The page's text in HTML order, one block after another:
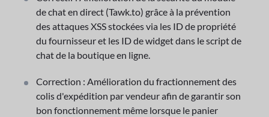
de chat en direct (Tawk.to) grâce à la prévention
des attaques XSS stockées via les ID de propriété
du fournisseur et les ID de widget dans le script de
chat de la boutique en ligne.
Correction : Amélioration du fractionnement des
colis d'expédition par vendeur afin de garantir son
bon fonctionnement même lorsque le panier